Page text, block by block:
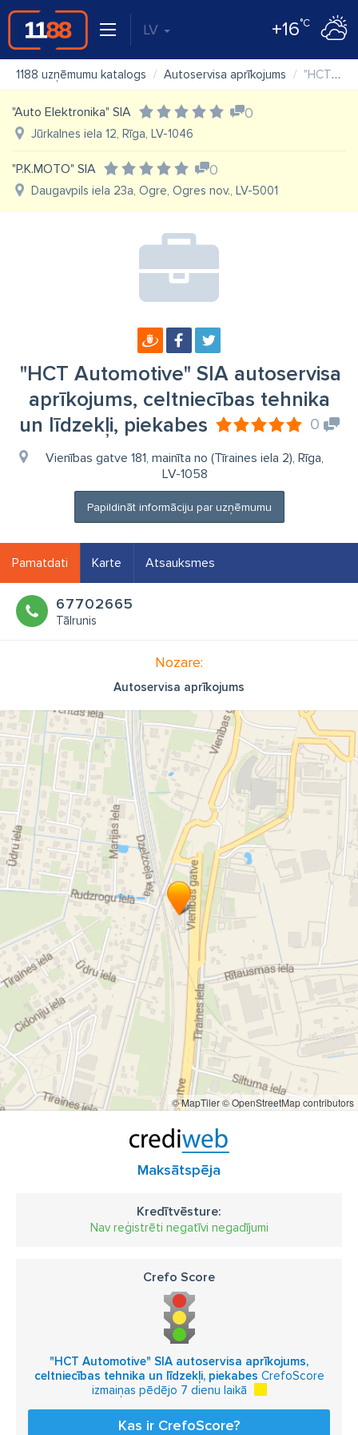
LV +16°C
1188 uzņēmumu katalogs Autoservisa aprīkojums "HCT Automotive" SIA autoservisa aprīkojums, celtniecības tehnika un līdzekļi, piekabes
"Auto Elektronika" SIA 0
Jūrkalnes iela 12, Rīga, LV-1046
"P.K.MOTO" SIA 0
Daugavpils iela 23a, Ogre, Ogres nov., LV-5001
"HCT Automotive" SIA autoservisa
aprīkojums, celtniecības tehnika
un līdzekļi, piekabes
0
Vienības gatve 181, mainīta no (Tīraines iela 2), Rīga,
LV-1058
Papildināt informāciju par uzņēmumu
Pamatdati Karte Atsauksmes
67702665
Tālrunis
Nozare:
Autoservisa aprīkojums
© MapTiler© OpenStreetMap contributors
Maksātspēja
Kredītvēsture:
Nav reģistrēti negatīvi negadījumi
Crefo Score
"HCT Automotive" SIA autoservisa aprīkojums,
celtniecības tehnika un līdzekļi, piekabes CrefoScore
izmaiņas pēdējo 7 dienu laikā
Kas ir CrefoScore?